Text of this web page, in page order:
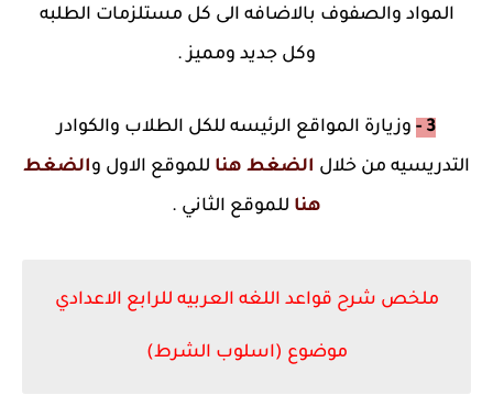
المواد والصفوف بالاضافه الى كل مستلزمات الطلبه
وكل جديد ومميز .
3 -
وزيارة المواقع الرئيسه للكل الطلاب والكوادر
التدريسيه من خلال الضغط هنا للموقع الاول والضغط
هنا للموقع الثاني .
ملخص شرح قواعد اللغه العربيه للرابع الاعدادي
موضوع (اسلوب الشرط)